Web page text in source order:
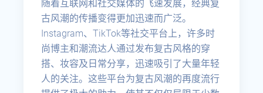
随着互联网和社交媒体的飞速发展，经典复
古风潮的传播变得更加迅速而广泛。
Instagram、TikTok等社交平台上，许多时
尚博主和潮流达人通过发布复古风格的穿
搭、妆容及日常分享，迅速吸引了大量年轻
人的关注。这些平台为复古风潮的再度流行